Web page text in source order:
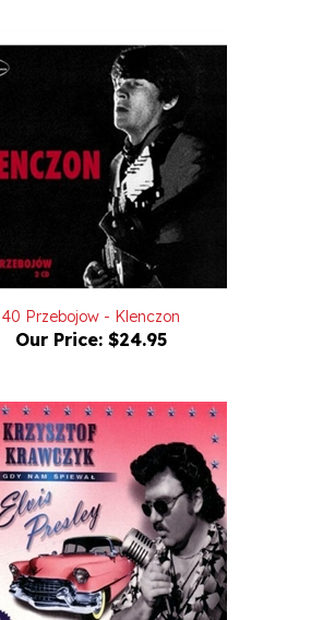
40 Przebojow - Klenczon
Our Price: $24.95